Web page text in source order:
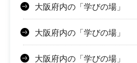
大阪府内の「学びの場」
大阪府内の「学びの場」
大阪府内の「学びの場」